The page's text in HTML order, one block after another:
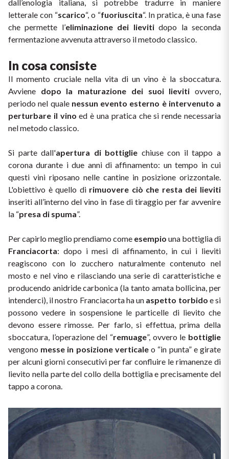
Melini
Monogram
Nino Negri
Re Manfredi
Santi
Vedi tutti
REGIONE
Basilicata
Bordeaux
Emilia Romagna
Friuli Venezia Giulia
Lombardia
Piemonte
Nebbiolo
Negroamaro
Nero D'Avola
Pinot Grigio
Pinot Nero
Primitivo
Prosecco
Recioto
Sauvignon
Sforzato di Valtellina
Soave
Syrah
Trento DOC
Dealcolati
Vedi tutti
Il Re dei rossi
Scopri i vini
I BIANCHI DI
SICILIA
I profumi di un'isola
Scopri di più
dall’enologia italiana, si potrebbe tradurre in maniere
letterale con “scarico“, o “fuoriuscita“. In pratica, è una fase
che permette l’eliminazione dei lieviti dopo la seconda
fermentazione avvenuta attraverso il metodo classico.
In cosa consiste
Il momento cruciale nella vita di un vino è la sboccatura.
Avviene dopo la maturazione dei suoi lieviti ovvero,
periodo nel quale nessun evento esterno è intervenuto a
perturbare il vino ed è una pratica che si rende necessaria
nel metodo classico.
Si parte dall'apertura di bottiglie chiuse con il tappo a
corona durante i due anni di affinamento: un tempo in cui
questi vini riposano nelle cantine in posizione orizzontale.
L'obiettivo è quello di rimuovere ciò che resta dei lieviti
inseriti all’interno del vino in fase di tiraggio per far avvenire
la “presa di spuma”.
Per capirlo meglio prendiamo come esempio
Franciacorta: dopo i mesi di affinamento, in cui i lieviti
reagiscono con lo zucchero naturalmente contenuto nel
mosto e nel vino e rilasciando una serie di caratteristiche e
producendo anidride carbonica (la tanto amata bollicina, per
intenderci), il nostro Franciacorta ha un aspetto torbido e si
possono vedere in sospensione le particelle di lievito che
devono essere rimosse. Per farlo, si effettua, prima della
sboccatura, l’operazione del “remuage”, ovvero le bottiglie
vengono messe in posizione verticale o “in punta” e girate
per alcuni giorni consecutivi per far confluire le rimanenze di
lievito nella parte del collo della bottiglia e precisamente del
tappo a corona.